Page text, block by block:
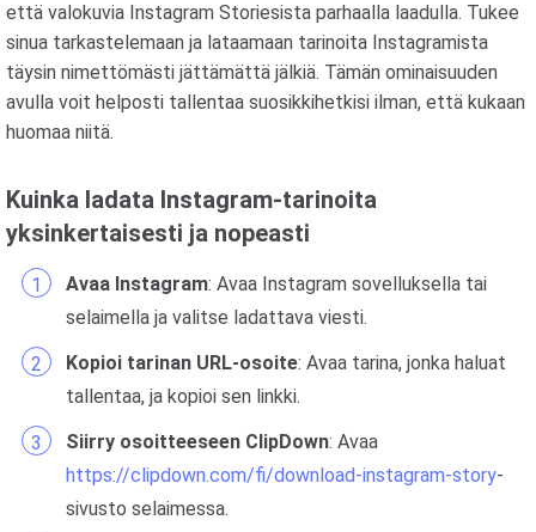
että valokuvia Instagram Storiesista parhaalla laadulla. Tukee
sinua tarkastelemaan ja lataamaan tarinoita Instagramista
täysin nimettömästi jättämättä jälkiä. Tämän ominaisuuden
avulla voit helposti tallentaa suosikkihetkisi ilman, että kukaan
huomaa niitä.
Kuinka ladata Instagram-tarinoita
yksinkertaisesti ja nopeasti
Avaa Instagram: Avaa Instagram sovelluksella tai
selaimella ja valitse ladattava viesti.
Kopioi tarinan URL-osoite: Avaa tarina, jonka haluat
tallentaa, ja kopioi sen linkki.
Siirry osoitteeseen ClipDown: Avaa
https://clipdown.com/fi/download-instagram-story-
sivusto selaimessa.